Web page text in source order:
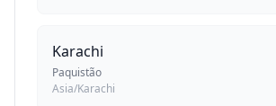
Karachi
Paquistão
Asia/Karachi